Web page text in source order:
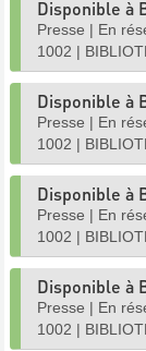
Disponible à
Presse | En
1002 |
Disponible à
Presse | En
1002 |
Disponible à
Presse | En
1002 |
Disponible à
Presse | En
1002 |